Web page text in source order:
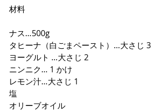
材料
ナス…500g
タヒーナ（白ごまペースト）…大さじ 3
ヨーグルト …大さじ 2
ニンニク… 1 かけ
レモン汁…大さじ 1
塩
オリーブオイル